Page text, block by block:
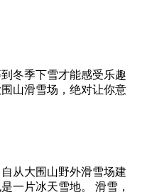
冬季下雪才能感受乐趣
山滑雪场，绝对让你意
从大围山野外滑雪场建
一片冰天雪地。 滑雪，